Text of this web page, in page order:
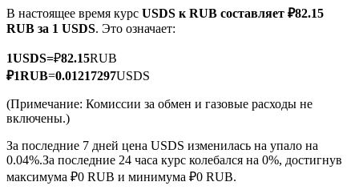
Деривативы на акции, форекс, драгоценные металлы и
сырьевые товары
В настоящее время курс USDS к RUB составляет ₽82.15
RUB за 1 USDS. Это означает:
1USDS=₽82.15RUB
₽1RUB=0.01217297USDS
(Примечание: Комиссии за обмен и газовые расходы не
включены.)
За последние 7 дней цена USDS изменилась на упало на
0.04%.За последние 24 часа курс колебался на 0%, достигнув
максимума ₽0 RUB и минимума ₽0 RUB.